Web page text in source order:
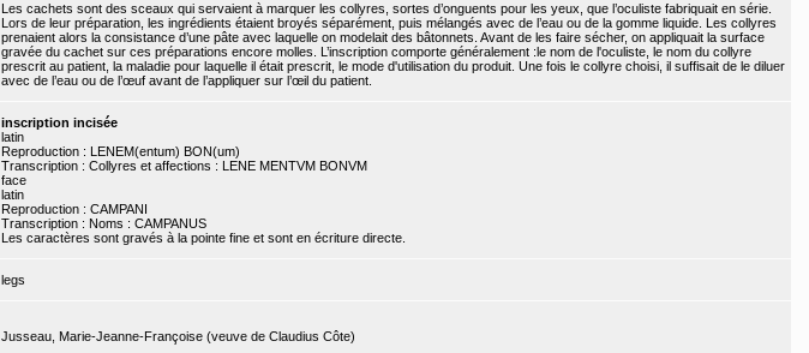
Les cachets sont des sceaux qui servaient à marquer les collyres, sortes d’onguents pour les yeux, que l’oculiste fabriquait en série.
Lors de leur préparation, les ingrédients étaient broyés séparément, puis mélangés avec de l’eau ou de la gomme liquide. Les collyres
prenaient alors la consistance d’une pâte avec laquelle on modelait des bâtonnets. Avant de les faire sécher, on appliquait la surface
gravée du cachet sur ces préparations encore molles. L’inscription comporte généralement :le nom de l'oculiste, le nom du collyre
prescrit au patient, la maladie pour laquelle il était prescrit, le mode d'utilisation du produit. Une fois le collyre choisi, il suffisait de le diluer
avec de l’eau ou de l’œuf avant de l’appliquer sur l’œil du patient.
inscription incisée
latin
Reproduction : LENEM(entum) BON(um)
Transcription : Collyres et affections : LENE MENTVM BONVM
face
latin
Reproduction : CAMPANI
Transcription : Noms : CAMPANUS
Les caractères sont gravés à la pointe fine et sont en écriture directe.
legs
Jusseau, Marie-Jeanne-Françoise (veuve de Claudius Côte)